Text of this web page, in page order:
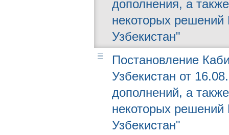
дополнения, а
некоторых решений
Узбекистан"
Постановление
Узбекистан от
дополнений, а
некоторых решений
Узбекистан"